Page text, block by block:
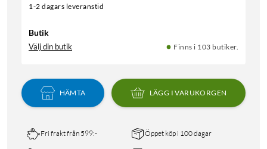
1-2 dagars leveranstid
Butik
Välj din butik Finns i 103 butiker.
HÄMTA LÄGG I VARUKORGEN
Fri frakt från 599:- Öppet köp i 100 dagar